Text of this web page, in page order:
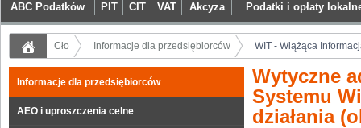
ABC Podatków PIT CIT VAT Akcyza Podatki i opłaty
Cło Informacje dla przedsiębiorców WIT - Wiążąca
Informacje dla przedsiębiorców
AEO i uproszczenia celne
Wytyczne
Systemu
działania